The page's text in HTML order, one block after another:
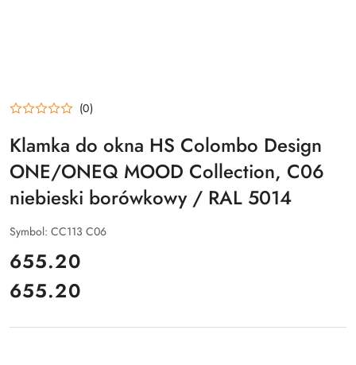
(0)
Klamka do okna HS Colombo Design
ONE/ONEQ MOOD Collection, C06
niebieski borówkowy / RAL 5014
Symbol: CC113 C06
cena:
655.20
Cena:
655.20